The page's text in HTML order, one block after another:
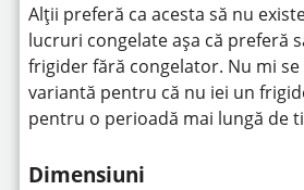
Alții preferă ca acesta să nu
lucruri congelate așa că preferă
frigider fără congelator. Nu mi se
variantă pentru că nu iei un
pentru o perioadă mai lungă de
Dimensiuni